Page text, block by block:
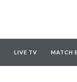
LIVE TV MATCH